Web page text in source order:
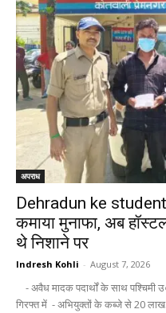
अपराध
Dehradun ke
कमाया मुनाफा, अब
थे निशाने पर
Indresh Kohli - August 7, 2026
- अवैध मादक पदार्थों के साथ
गिरफ्त में - अभियुक्तों के कब्जे से 20